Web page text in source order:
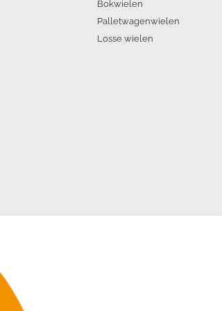
Bokwielen
Palletwagenwielen
Losse wielen